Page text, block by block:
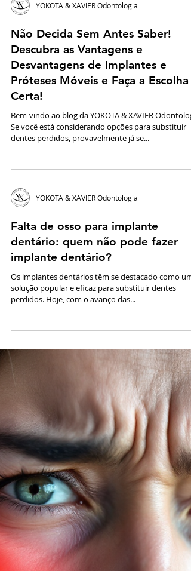
YOKOTA & XAVIER Odontologia
Não Decida Sem Antes Saber!
Descubra as Vantagens e
Desvantagens de Implantes e
Próteses Móveis e Faça a Escolha
Certa!
Bem-vindo ao blog da YOKOTA & XAVIER
Se você está considerando opções para substituir
dentes perdidos, provavelmente já se...
YOKOTA & XAVIER Odontologia
Falta de osso para implante
dentário: quem não pode fazer
implante dentário?
Os implantes dentários têm se destacado como
solução popular e eficaz para substituir dentes
perdidos. Hoje, com o avanço das...